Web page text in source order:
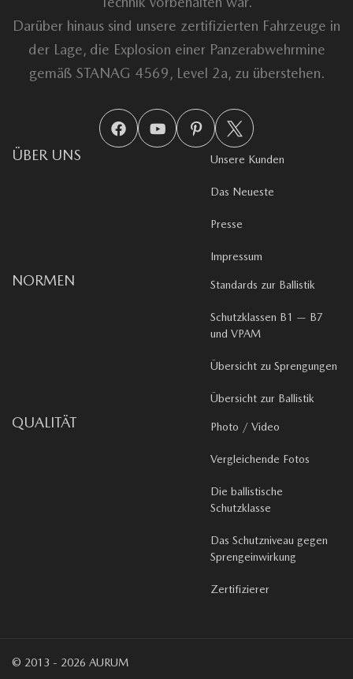
Darüber hinaus sind unsere zertifizierten Fahrzeuge in
der Lage, die Explosion einer Panzerabwehrmine
gemäß STANAG 4569, Level 2a, zu überstehen.
ÜBER UNS Unsere Kunden
Das Neueste
Presse
Impressum
NORMEN Standards zur Ballistik
Schutzklassen B1 — B7
und VPAM
Übersicht zu Sprengungen
Übersicht zur Ballistik
QUALITÄT Photo / Video
Vergleichende Fotos
Die ballistische
Schutzklasse
Das Schutzniveau gegen
Sprengeinwirkung
Zertifizierer
© 2013 - 2026 AURUM